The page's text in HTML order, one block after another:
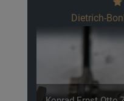
Bonhoeffer-Straße 1-3